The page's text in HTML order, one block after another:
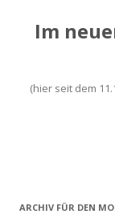
Im
(hier seit dem
ARCHIV FÜR DEN